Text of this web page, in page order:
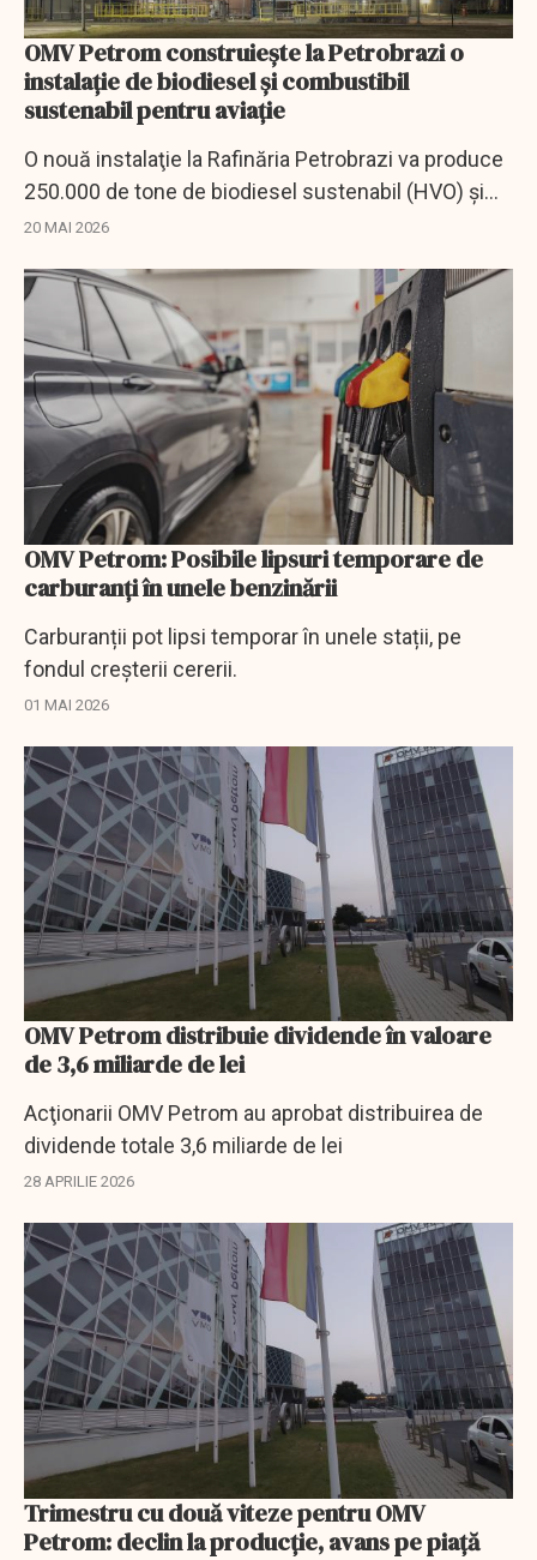
OMV Petrom construieşte la Petrobrazi o
instalaţie de biodiesel şi combustibil
sustenabil pentru aviaţie
O nouă instalaţie la Rafinăria Petrobrazi va produce
250.000 de tone de biodiesel sustenabil (HVO) şi
combustibil sustenabil pentru aviaţie (SAF).
20 MAI 2026
OMV Petrom: Posibile lipsuri temporare de
carburanți în unele benzinării
Carburanții pot lipsi temporar în unele stații, pe
fondul creșterii cererii.
01 MAI 2026
OMV Petrom distribuie dividende în valoare
de 3,6 miliarde de lei
Acţionarii OMV Petrom au aprobat distribuirea de
dividende totale 3,6 miliarde de lei
28 APRILIE 2026
Trimestru cu două viteze pentru OMV
Petrom: declin la producție, avans pe piață